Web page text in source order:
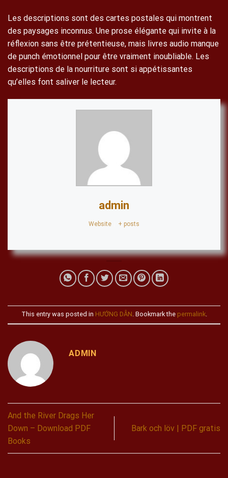
Les descriptions sont des cartes postales qui montrent
des paysages inconnus. Une prose élégante qui invite à la
réflexion sans être prétentieuse, mais livres audio manque
de punch émotionnel pour être vraiment inoubliable. Les
descriptions de la nourriture sont si appétissantes
qu’elles font saliver le lecteur.
admin
Website + posts
This entry was posted in HƯỚNG DẪN. Bookmark the permalink.
ADMIN
And the River Drags Her
Down – Download PDF
Books
Bark och löv | PDF gratis